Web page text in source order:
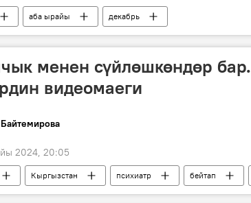
аба ырайы декабрь
менен сүйлөшкөндөр бар.
видеомаеги
2024, 20:05
Кыргызстан психиатр бейтап
видеомаек Бактыгүл Дыйканбаева